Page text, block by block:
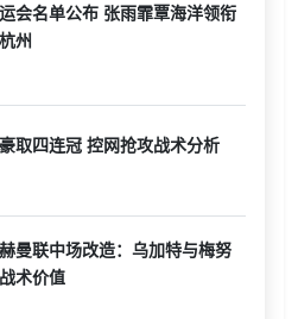
会名单公布 张雨霏覃海洋领衔
州
取四连冠 控网抢攻战术分析
曼联中场改造：乌加特与梅努
术价值